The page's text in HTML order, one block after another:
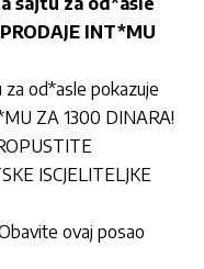
INT*MU
za od*asle pokazuje
ZA 1300 DINARA!
ISCJELITELJKE
ovaj posao